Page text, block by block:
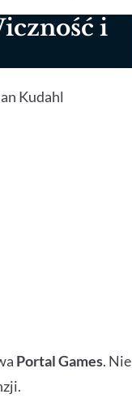
i
Kudahl
Portal Games. Nie